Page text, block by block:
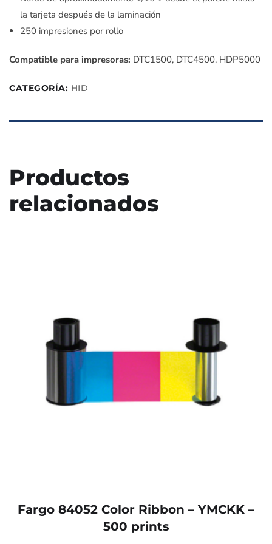
la tarjeta después de la laminación
250 impresiones por rollo
Compatible para impresoras: DTC1500, DTC4500, HDP5000
CATEGORÍA: HID
Productos
relacionados
Fargo 84052 Color Ribbon – YMCKK –
500 prints